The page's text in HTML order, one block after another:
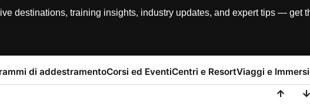
destinations, training insights, industry updates, and expert tips — get
di addestramentoCorsi ed EventiCentri e ResortViaggi e